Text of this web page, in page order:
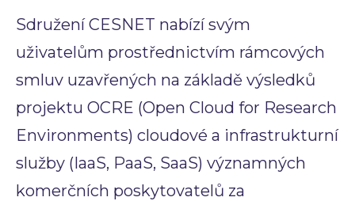
Sdružení CESNET nabízí svým
uživatelům prostřednictvím rámcových
smluv uzavřených na základě výsledků
projektu OCRE (Open Cloud for Research
Environments) cloudové a infrastrukturní
služby (IaaS, PaaS, SaaS) významných
komerčních poskytovatelů za